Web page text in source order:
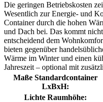
Die geringen Betriebskosten
Wesentlich zur Energie- und
Container durch die hohen
und Dach bei. Das kommt
entscheidend dem
bieten gegenüber
Wärme im Winter und einen
Jahreszeit – optional mit
Maße Standardcontainer
LxBxH:
Lichte Raumhöhe: